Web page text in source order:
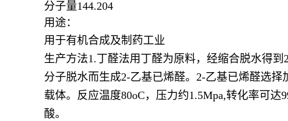
分子量144.204
用途：
用于有机合成及制药工业
生产方法1.丁醛法用丁醛为原料，经缩合脱水得
分子脱水而生成2-乙基已烯醛。2-乙基已烯醛选
载体。反应温度80oC，压力约1.5Mpa,转化率可
酸。